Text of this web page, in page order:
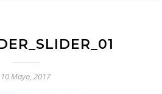
10 Mayo, 2017